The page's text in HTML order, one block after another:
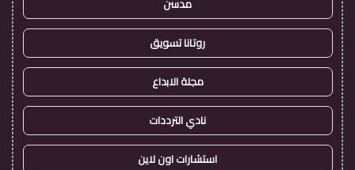
مدسن
روتانا تسويق
مجلة الابداع
نادي الترددات
استشارات اون لاين